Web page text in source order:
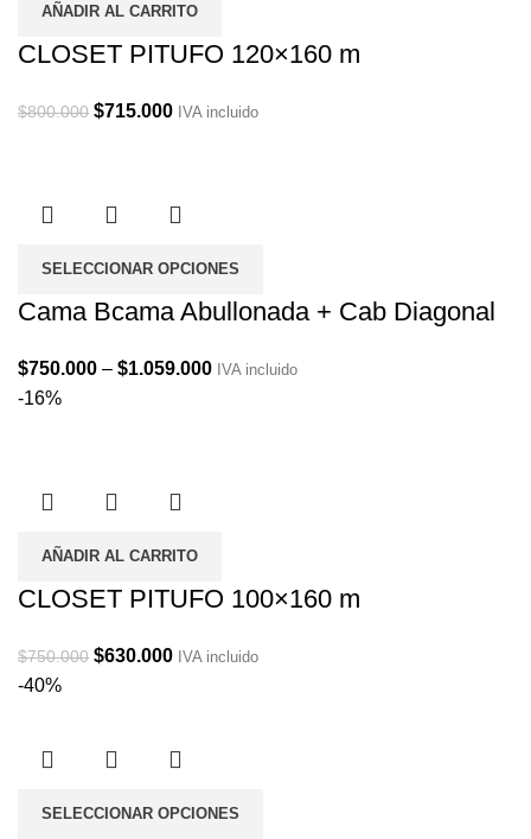
AÑADIR AL CARRITO
CLOSET PITUFO 120×160 m
$800.000 Original
$715.000Current
IVA incluido
SELECCIONAR OPCIONES
Cama Bcama Abullonada + Cab Diagonal
$750.000 – $1.059.000Price
IVA incluido
-16%
AÑADIR AL CARRITO
CLOSET PITUFO 100×160 m
$750.000 Original
$630.000Current
IVA incluido
-40%
SELECCIONAR OPCIONES